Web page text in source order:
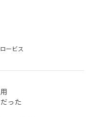
ービス
った